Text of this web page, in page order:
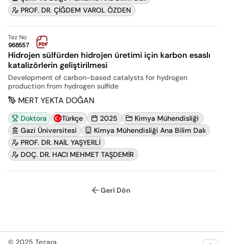
PROF. DR. ÇİĞDEM VAROL ÖZDEN
Tez No
968557
Hidrojen sülfürden hidrojen üretimi için karbon esaslı
katalizörlerin geliştirilmesi
Development of carbon-based catalysts for hydrogen
production from hydrogen sulfide
MERT YEKTA DOĞAN
Doktora Türkçe 2025
Kimya Mühendisliği
Gazi Üniversitesi
Kimya Mühendisliği Ana Bilim Dalı
PROF. DR. NAİL YAŞYERLİ
DOÇ. DR. HACI MEHMET TAŞDEMİR
Geri Dön
© 2025 Tezara